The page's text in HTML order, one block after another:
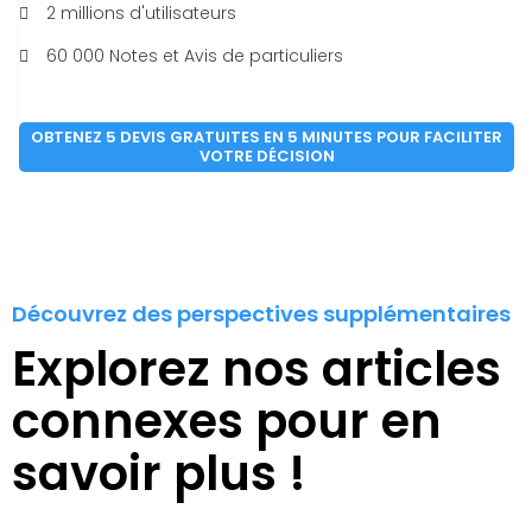
2 millions d'utilisateurs
60 000 Notes et Avis de particuliers
OBTENEZ 5 DEVIS GRATUITES EN 5 MINUTES POUR FACILITER
VOTRE DÉCISION
Découvrez des perspectives supplémentaires
Explorez nos articles
connexes pour en
savoir plus !